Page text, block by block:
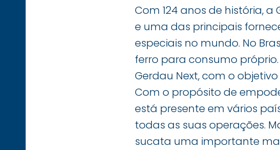
Com 124 anos de história,
e uma das principais
especiais no mundo. No
ferro para consumo
Gerdau Next, com o
Com o propósito de
está presente em vários
todas as suas operações.
sucata uma importante